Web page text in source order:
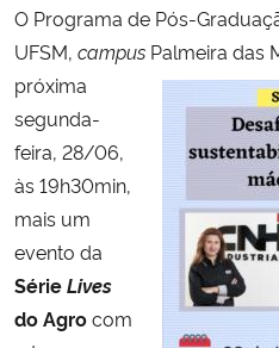
Ministério do Desenvolvimento Regional
Controladoria-Geral da União
Ministério da Mulher, da Família e dos
Secretaria-Geral
Secretaria de Governo
O Programa de Pós-
UFSM, campus Palmeira das
próxima
segunda-
feira, 28/06,
às 19h30min,
mais um
evento da
SérieLives
do Agrocom